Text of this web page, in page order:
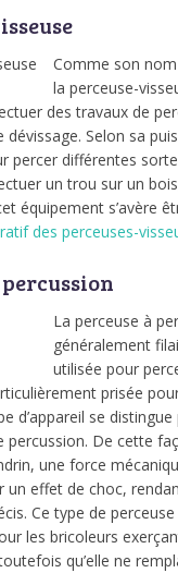
Comme son nom
la perceuse-
des travaux de
dévissage. Selon sa
percer différentes
un trou sur un
équipement s’avère
des perceuses-
La perceuse à
généralement
utilisée pour
prisée
d’appareil se
percussion. De cette
une force
un effet de choc,
Ce type de
les bricoleurs
qu’elle ne